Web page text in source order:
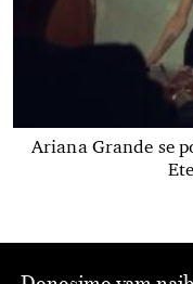
Ariana Grande se